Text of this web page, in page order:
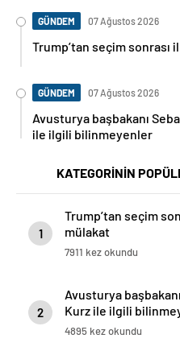
GÜNDEM 07 Ağustos 2026
Trump’tan seçim sonrası
GÜNDEM 07 Ağustos 2026
Avusturya başbakanı
ile ilgili bilinmeyenler
KATEGORİNİN
1
Trump’tan seçim
mülakat
7911 kez okundu
2
Avusturya
Kurz ile ilgili
4895 kez okundu